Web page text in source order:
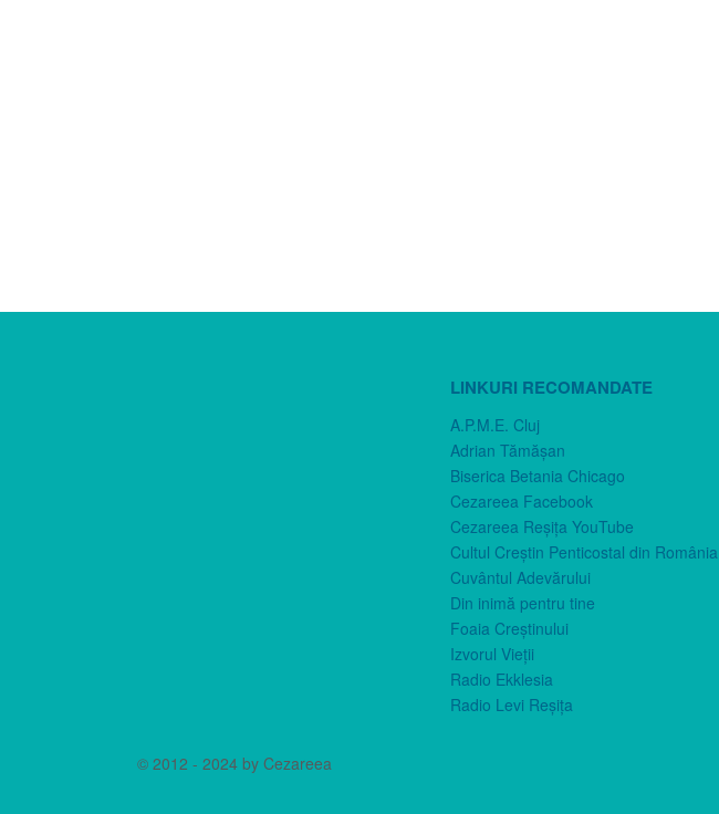
LINKURI RECOMANDATE
A.P.M.E. Cluj
Adrian Tămăşan
Biserica Betania Chicago
Cezareea Facebook
Cezareea Reşiţa YouTube
Cultul Creştin Penticostal din România
Cuvântul Adevărului
Din inimă pentru tine
Foaia Creştinului
Izvorul Vieţii
Radio Ekklesia
Radio Levi Reşiţa
© 2012 - 2024 by Cezareea